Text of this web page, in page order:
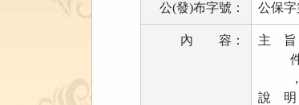
公(發)布字號： 公保字
內容：
主 旨
件答
，請
說 明